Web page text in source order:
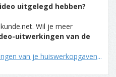
uitgelegd hebben?
Wil je meer
uitwerkingen van de
van je huiswerkopgaven...